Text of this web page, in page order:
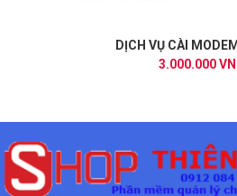
DỊCH VỤ CÀI
3.000.000